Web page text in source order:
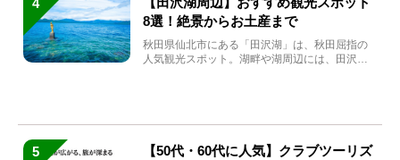
4
8選！絶景からお土産まで
秋田県仙北市にある「田沢湖」は、秋田屈指の
人気観光スポット。湖畔や湖周辺には、田沢湖
5
【50代・60代に人気】クラブツーリズ